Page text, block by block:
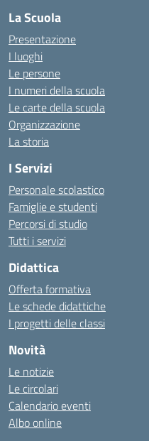
La Scuola
Presentazione
I luoghi
Le persone
I numeri della scuola
Le carte della scuola
Organizzazione
La storia
I Servizi
Personale scolastico
Famiglie e studenti
Percorsi di studio
Tutti i servizi
Didattica
Offerta formativa
Le schede didattiche
I progetti delle classi
Novità
Le notizie
Le circolari
Calendario eventi
Albo online